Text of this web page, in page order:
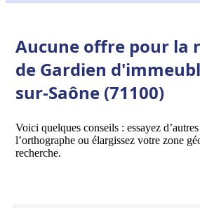
Aucune offre pour la
de Gardien
sur-Saône (71100)
Voici quelques conseils : essayez
l’orthographe ou élargissez votre zone
recherche.